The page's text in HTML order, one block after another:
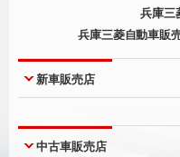
兵庫三
兵庫三菱自動車販
新車販売店
神戸本店
神戸北町店
中古車販売店